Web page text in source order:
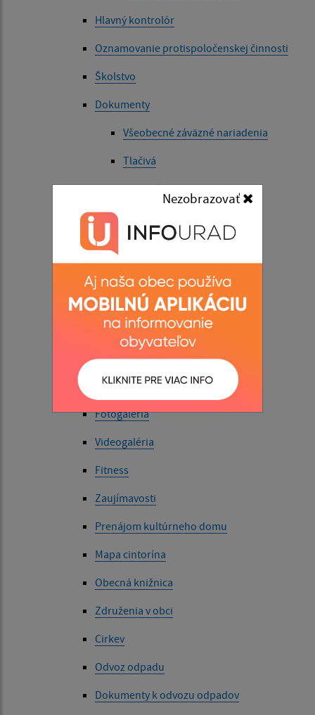
Nezobrazovať
Hlavný kontrolór
Oznamovanie protispoločenskej činnosti
Školstvo
Dokumenty
Všeobecné záväzné nariadenia
Tlačivá
Ostatné dokumenty
Symboly obce
Voľby a referendá
Úradná tabuľa
Život v obci
Aktuality
História
Mapa, poloha obce
Fotogaléria
Videogaléria
Fitness
Zaujímavosti
Prenájom kultúrneho domu
Mapa cintorína
Obecná knižnica
Združenia v obci
Cirkev
Odvoz odpadu
Dokumenty k odvozu odpadov